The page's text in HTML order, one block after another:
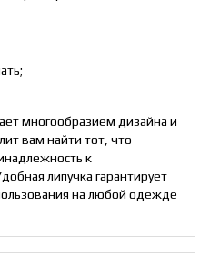
многообразием дизайна и
вам найти тот, что
к
липучка гарантирует
на любой одежде